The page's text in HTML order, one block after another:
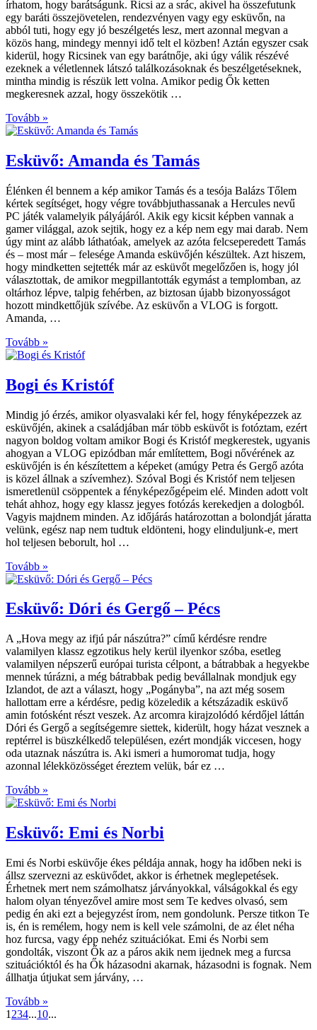
írhatom, hogy barátságunk. Ricsi az a srác, akivel ha összefutunk
egy baráti összejövetelen, rendezvényen vagy egy esküvőn, na
abból tuti, hogy egy jó beszélgetés lesz, mert azonnal megvan a
közös hang, mindegy mennyi idő telt el közben! Aztán egyszer csak
kiderül, hogy Ricsinek van egy barátnője, aki úgy válik részévé
ezeknek a véletlennek látszó találkozásoknak és beszélgetéseknek,
mintha mindig is részük lett volna. Amikor pedig Ők ketten
megkeresnek azzal, hogy összekötik …
Tovább »
Esküvő: Amanda és Tamás
Élénken él bennem a kép amikor Tamás és a tesója Balázs Tőlem
kértek segítséget, hogy végre továbbjuthassanak a Hercules nevű
PC játék valamelyik pályájáról. Akik egy kicsit képben vannak a
gamer világgal, azok sejtik, hogy ez a kép nem egy mai darab. Nem
úgy mint az alább láthatóak, amelyek az azóta felcseperedett Tamás
és – most már – felesége Amanda esküvőjén készültek. Azt hiszem,
hogy mindketten sejtették már az esküvőt megelőzően is, hogy jól
választottak, de amikor megpillantották egymást a templomban, az
oltárhoz lépve, talpig fehérben, az biztosan újabb bizonyosságot
hozott mindkettőjük szívébe. Az esküvőn a VLOG is forgott.
Amanda, …
Tovább »
Bogi és Kristóf
Mindig jó érzés, amikor olyasvalaki kér fel, hogy fényképezzek az
esküvőjén, akinek a családjában már több esküvőt is fotóztam, ezért
nagyon boldog voltam amikor Bogi és Kristóf megkerestek, ugyanis
ahogyan a VLOG epizódban már említettem, Bogi nővérének az
esküvőjén is én készítettem a képeket (amúgy Petra és Gergő azóta
is közel állnak a szívemhez). Szóval Bogi és Kristóf nem teljesen
ismeretlenül csöppentek a fényképezőgépeim elé. Minden adott volt
tehát ahhoz, hogy egy klassz jegyes fotózás kerekedjen a dologból.
Vagyis majdnem minden. Az időjárás határozottan a bolondját járatta
velünk, egész nap nem tudtuk eldönteni, hogy elinduljunk-e, mert
hol teljesen beborult, hol …
Tovább »
Esküvő: Dóri és Gergő – Pécs
A „Hova megy az ifjú pár nászútra?” című kérdésre rendre
valamilyen klassz egzotikus hely kerül ilyenkor szóba, esetleg
valamilyen népszerű európai turista célpont, a bátrabbak a hegyekbe
mennek túrázni, a még bátrabbak pedig bevállalnak mondjuk egy
Izlandot, de azt a választ, hogy „Pogányba”, na azt még sosem
hallottam erre a kérdésre, pedig közeledik a kétszázadik esküvő
amin fotósként részt veszek. Az arcomra kirajzolódó kérdőjel láttán
Dóri és Gergő a segítségemre siettek, kiderült, hogy házat vesznek a
reptérrel is büszkélkedő településen, ezért mondják viccesen, hogy
oda utaznak nászútra is. Aki ismeri a humoromat tudja, hogy
azonnal lélekközösséget éreztem velük, bár ez …
Tovább »
Esküvő: Emi és Norbi
Emi és Norbi esküvője ékes példája annak, hogy ha időben neki is
állsz szervezni az esküvődet, akkor is érhetnek meglepetések.
Érhetnek mert nem számolhatsz járványokkal, válságokkal és egy
halom olyan tényezővel amire most sem Te kedves olvasó, sem
pedig én aki ezt a bejegyzést írom, nem gondolunk. Persze titkon Te
is, én is remélem, hogy nem is kell vele számolni, de az élet néha
hoz furcsa, vagy épp nehéz szituációkat. Emi és Norbi sem
gondolták, viszont Ők az a páros akik nem ijednek meg a furcsa
szituációktól és ha Ők házasodni akarnak, házasodni is fognak. Nem
állhatja útjukat sem járvány, …
Tovább »
1 234...10...